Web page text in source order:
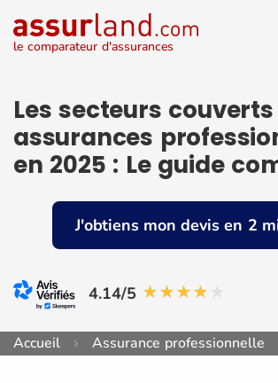
le comparateur d'assurances
Les secteurs
assurances
en 2025 : Le guide
J'obtiens mon devis en 2
4.14/5
Accueil Assurance professionnelle